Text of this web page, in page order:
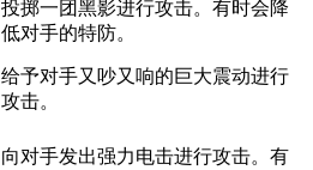
投掷一团黑影进行攻击。有时会降
低对手的特防。
给予对手又吵又响的巨大震动进行
攻击。
向对手发出强力电击进行攻击。有